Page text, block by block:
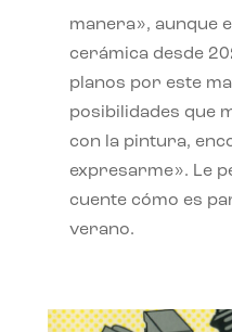
manera», aunque
cerámica desde
planos por este
posibilidades que
con la pintura,
expresarme». Le
cuente cómo es
verano.